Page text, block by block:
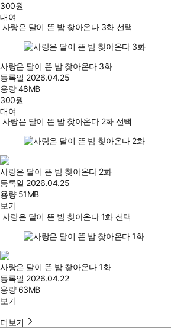
300원
대여
사랑은 달이 뜬 밤 찾아온다 3화 선택
사랑은 달이 뜬 밤 찾아온다 3화
등록일 2026.04.25
용량48MB
300원
대여
사랑은 달이 뜬 밤 찾아온다 2화 선택
사랑은 달이 뜬 밤 찾아온다 2화
등록일 2026.04.25
용량 51MB
보기
사랑은 달이 뜬 밤 찾아온다 1화 선택
사랑은 달이 뜬 밤 찾아온다 1화
등록일 2026.04.22
용량 63MB
보기
더보기